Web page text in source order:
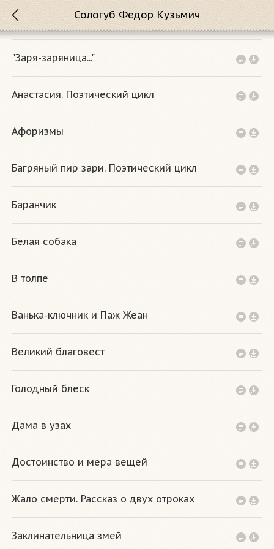
Сологуб Федор Кузьмич
"Заря-заряница..."
Анастасия. Поэтический цикл
Афоризмы
Багряный пир зари. Поэтический цикл
Баранчик
Белая собака
В толпе
Ванька-ключник и Паж Жеан
Великий благовест
Голодный блеск
Дама в узах
Достоинство и мера вещей
Жало смерти. Рассказ о двух отроках
Заклинательница змей